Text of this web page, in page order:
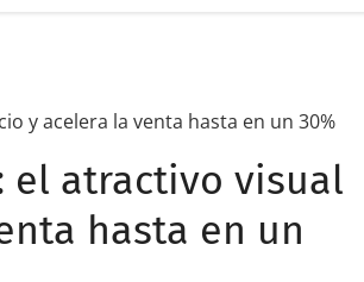
y acelera la venta hasta en un 30%
el atractivo visual
hasta en un